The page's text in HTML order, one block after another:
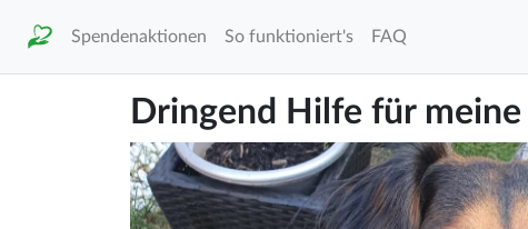
Spendenaktionen So funktioniert's FAQ
Dringend Hilfe für